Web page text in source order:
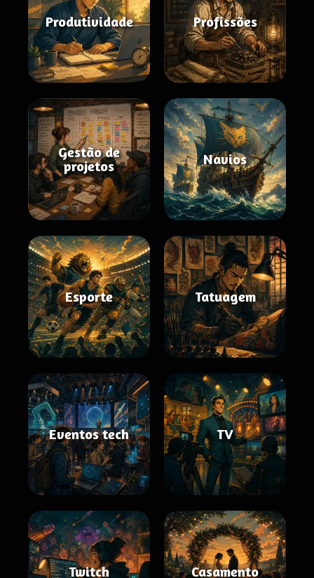
Produtividade Profissões
Gestão de
projetos
Navios
Esporte Tatuagem
Eventos tech TV
Twitch Casamento